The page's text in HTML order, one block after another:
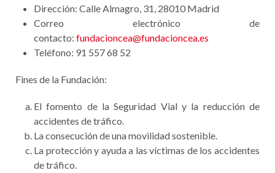
Dirección: Calle Almagro, 31, 28010 Madrid
Correo electrónico de
contacto: fundacioncea@fundacioncea.es
Teléfono: 91 557 68 52
Fines de la Fundación:
El fomento de la Seguridad Vial y la reducción de
accidentes de tráfico.
La consecución de una movilidad sostenible.
La protección y ayuda a las víctimas de los accidentes
de tráfico.